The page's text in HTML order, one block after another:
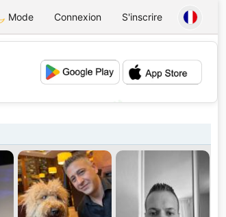
Mode Connexion S'inscrire